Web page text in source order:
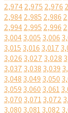
2,9742,975 2,976
2,9842,985 2,986
2,9942,995 2,996
3,0043,005 3,006
3,015 3,016 3,017
3,026 3,027 3,028
3,037 3,038 3,039
3,048 3,049 3,050
3,059 3,060 3,061
3,070 3,0713,072
3,080 3,0813,082